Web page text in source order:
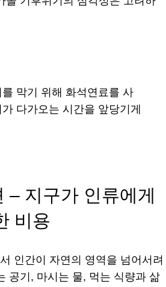
막기 위해 화석연료를 사
다가오는 시간을 앞당기게
– 지구가 인류에게
비용
인간이 자연의 영역을 넘어서려
공기, 마시는 물, 먹는 식량과 삶